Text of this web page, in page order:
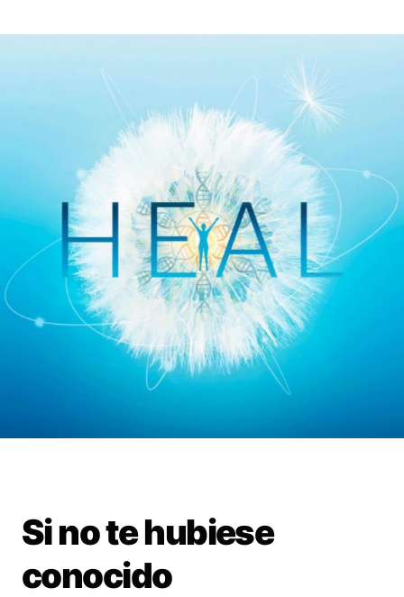
Si no te hubiese
conocido